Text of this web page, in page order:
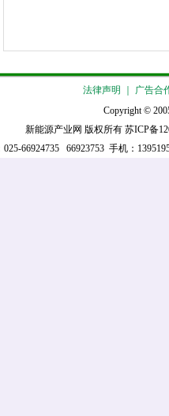
法律声明
广告合
Copyright ©
新能源产业网 版权所有 苏ICP备
025-66924735 66923753 手机：